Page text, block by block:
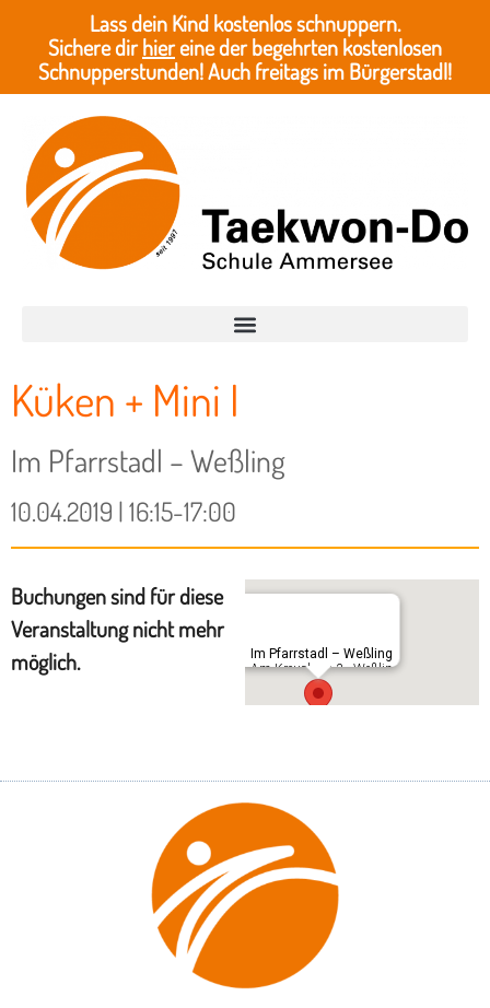
Lass dein Kind kostenlos schnuppern.
Sichere dirhiereine der begehrten kostenlosen
Schnupperstunden! Auch freitags im Bürgerstadl!
Küken + Mini I
Im Pfarrstadl – Weßling
10.04.2019 | 16:15-17:00
Buchungen sind für diese
Veranstaltung nicht mehr
möglich.
Im Pfarrstadl – Weßling
Am Kreuzberg 3 - Weßling